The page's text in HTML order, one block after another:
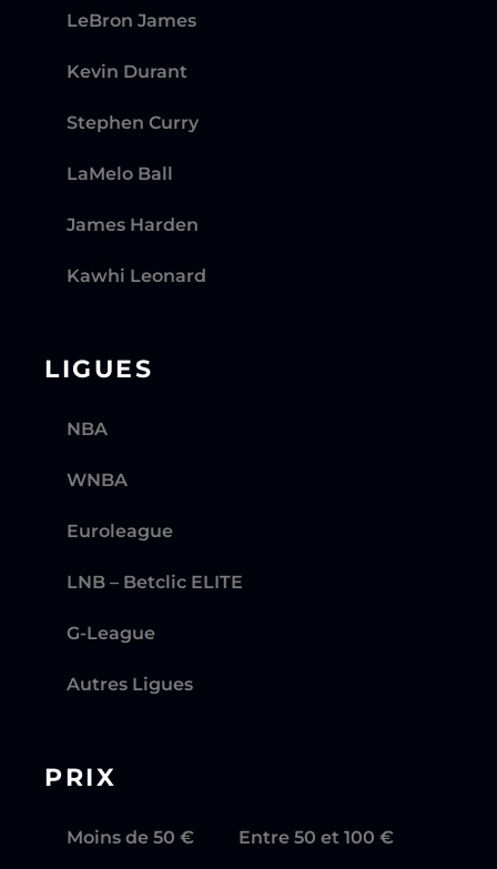
LeBron James
Kevin Durant
Stephen Curry
LaMelo Ball
James Harden
Kawhi Leonard
LIGUES
NBA
WNBA
Euroleague
LNB – Betclic ELITE
G-League
Autres Ligues
PRIX
Moins de 50 € Entre 50 et 100 €